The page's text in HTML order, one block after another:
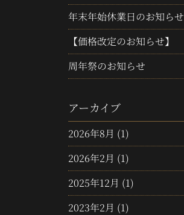
年末年始休業日のお知らせ
【価格改定のお知らせ】
周年祭のお知らせ
アーカイブ
2026年8月 (1)
2026年2月 (1)
2025年12月 (1)
2023年2月 (1)